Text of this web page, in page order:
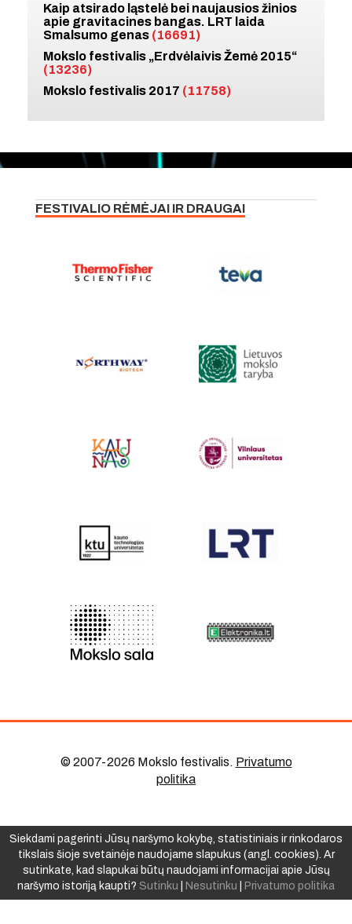
Kaip atsirado ląstelė bei naujausios žinios
apie gravitacines bangas. LRT laida
Smalsumo genas (16691)
Mokslo festivalis „Erdvėlaivis Žemė 2015“
(13236)
Mokslo festivalis 2017 (11758)
FESTIVALIO RĖMĖJAI IR DRAUGAI
© 2007-2026 Mokslo festivalis. Privatumo
politika
Siekdami pagerinti Jūsų naršymo kokybę, statistiniais ir rinkodaros
tikslais šioje svetainėje naudojame slapukus (angl. cookies). Ar
sutinkate, kad slapukai būtų naudojami informacijai apie Jūsų
naršymo istoriją kaupti? Sutinku Nesutinku Privatumo politika